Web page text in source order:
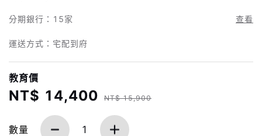
分期銀行： 15家 查看
運送方式：宅配到府
教育價
NT$ 14,400 NT$ 15,900
數量 1